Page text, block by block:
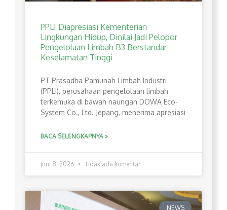
PPLI Diapresiasi Kementerian
Lingkungan Hidup, Dinilai Jadi Pelopor
Pengelolaan Limbah B3 Berstandar
Keselamatan Tinggi
PT Prasadha Pamunah Limbah Industri
(PPLI), perusahaan pengelolaan limbah
terkemuka di bawah naungan DOWA Eco-
System Co., Ltd. Jepang, menerima apresiasi
BACA SELENGKAPNYA »
Juni 8, 2026 Tidak ada komentar
NEWS